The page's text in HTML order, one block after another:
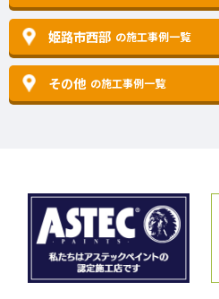
姫路市西部 の施工事例一覧
その他 の施工事例一覧